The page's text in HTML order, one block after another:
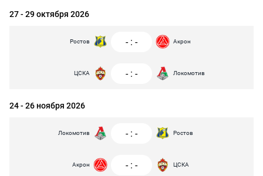
27 - 29 октября 2026
Ростов -: - Акрон
ЦСКА -: - Локомотив
24 - 26 ноября 2026
Локомотив -: - Ростов
Акрон -: - ЦСКА